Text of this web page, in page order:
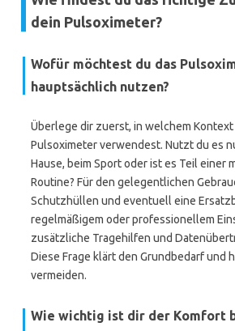
dein Pulsoximeter?
Wofür möchtest du das
hauptsächlich nutzen?
Überlege dir zuerst, in welchem Kontext
Pulsoximeter verwendest. Nutzt du es
Hause, beim Sport oder ist es Teil einer
Routine? Für den gelegentlichen
Schutzhüllen und eventuell eine
regelmäßigem oder professionellem
zusätzliche Tragehilfen und
Diese Frage klärt den Grundbedarf und
vermeiden.
Wie wichtig ist dir der Komfort